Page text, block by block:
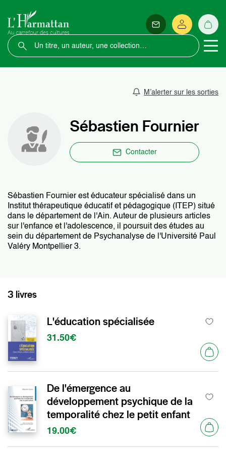
M’alerter sur les sorties
Sébastien Fournier
Contacter
Sébastien Fournier est éducateur spécialisé dans un
Institut thérapeutique éducatif et pédagogique (ITEP) situé
dans le département de l'Ain. Auteur de plusieurs articles
sur l'enfance et l'adolescence, il poursuit des études au
sein du département de Psychanalyse de l'Université Paul
Valéry Montpellier 3.
3 livres
L'éducation spécialisée
31.50€
De l'émergence au
développement psychique de la
temporalité chez le petit enfant
19.00€